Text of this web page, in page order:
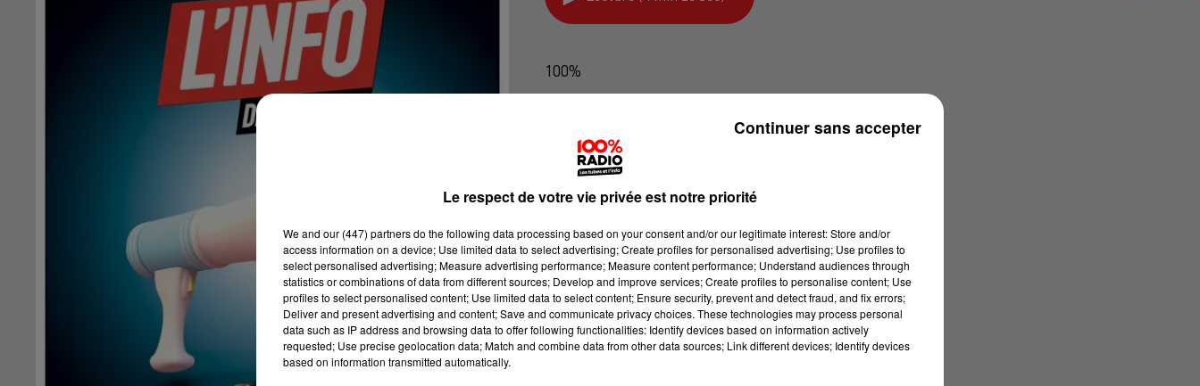
100%
Le respect de votre vie privée est notre priorité
We and our (447) partnersdo the following data processing based on your consent and/or our legitimate interest: Store and/or
access information on a device; Use limited data to select advertising; Create profiles for personalised advertising; Use profiles to
select personalised advertising; Measure advertising performance; Measure content performance; Understand audiences through
statistics or combinations of data from different sources; Develop and improve services; Create profiles to personalise content; Use
profiles to select personalised content; Use limited data to select content; Ensure security, prevent and detect fraud, and fix errors;
Deliver and present advertising and content; Save and communicate privacy choices. These technologies may process personal
data such as IP address and browsing data to offer following functionalities: Identify devices based on information actively
requested; Use precise geolocation data; Match and combine data from other data sources; Link different devices; Identify devices
based on information transmitted automatically.
Continuer sans accepter